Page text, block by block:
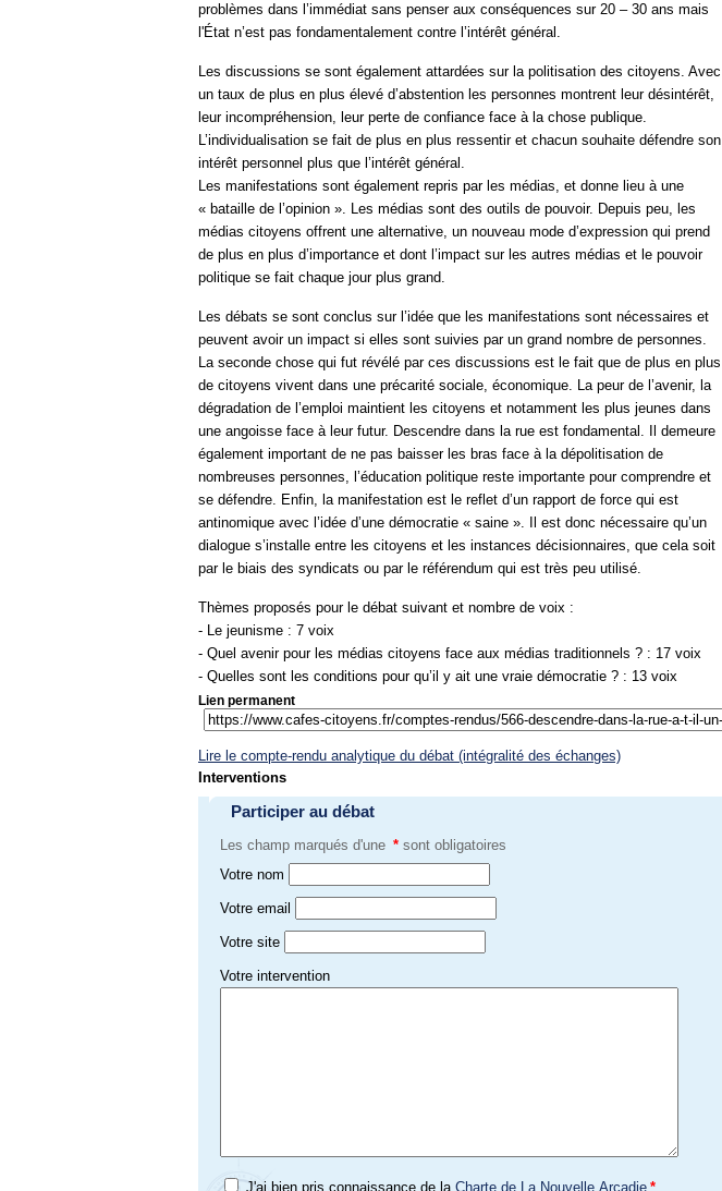
problèmes dans l’immédiat sans penser aux conséquences sur 20 – 30 ans mais
l'État n’est pas fondamentalement contre l’intérêt général.
Les discussions se sont également attardées sur la politisation des citoyens. Avec
un taux de plus en plus élevé d’abstention les personnes montrent leur désintérêt,
leur incompréhension, leur perte de confiance face à la chose publique.
L’individualisation se fait de plus en plus ressentir et chacun souhaite défendre son
intérêt personnel plus que l’intérêt général.
Les manifestations sont également repris par les médias, et donne lieu à une
« bataille de l’opinion ». Les médias sont des outils de pouvoir. Depuis peu, les
médias citoyens offrent une alternative, un nouveau mode d’expression qui prend
de plus en plus d’importance et dont l’impact sur les autres médias et le pouvoir
politique se fait chaque jour plus grand.
Les débats se sont conclus sur l’idée que les manifestations sont nécessaires et
peuvent avoir un impact si elles sont suivies par un grand nombre de personnes.
La seconde chose qui fut révélé par ces discussions est le fait que de plus en plus
de citoyens vivent dans une précarité sociale, économique. La peur de l’avenir, la
dégradation de l’emploi maintient les citoyens et notamment les plus jeunes dans
une angoisse face à leur futur. Descendre dans la rue est fondamental. Il demeure
également important de ne pas baisser les bras face à la dépolitisation de
nombreuses personnes, l’éducation politique reste importante pour comprendre et
se défendre. Enfin, la manifestation est le reflet d’un rapport de force qui est
antinomique avec l’idée d’une démocratie « saine ». Il est donc nécessaire qu’un
dialogue s’installe entre les citoyens et les instances décisionnaires, que cela soit
par le biais des syndicats ou par le référendum qui est très peu utilisé.
Thèmes proposés pour le débat suivant et nombre de voix :
- Le jeunisme : 7 voix
- Quel avenir pour les médias citoyens face aux médias traditionnels ? : 17 voix
- Quelles sont les conditions pour qu’il y ait une vraie démocratie ? : 13 voix
Lien permanent
Lire le compte-rendu analytique du débat (intégralité des échanges)
Interventions
Participer au débat
Les champ marqués d'une * sont obligatoires
Votre nom
Votre email
Votre site
Votre intervention
J'ai bien pris connaissance de la Charte de La Nouvelle Arcadie *